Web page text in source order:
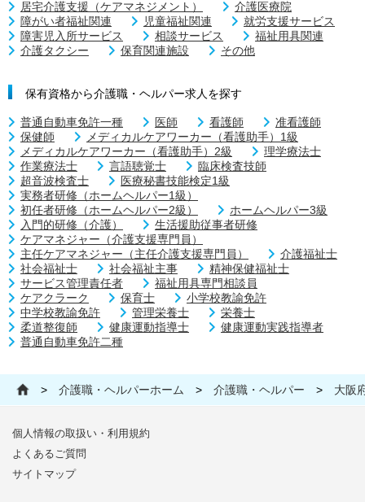
居宅介護支援（ケアマネジメント）
介護医療院
障がい者福祉関連
児童福祉関連
就労支援サービス
障害児入所サービス
相談サービス
福祉用具関連
介護タクシー
保育関連施設 その他
保有資格から介護職・ヘルパー求人を探す
普通自動車免許一種 医師 看護師
准看護師
保健師
メディカルケアワーカー（看護助手）1級
メディカルケアワーカー（看護助手）2級
理学療法士
作業療法士
言語聴覚士
臨床検査技師
超音波検査士
医療秘書技能検定1級
実務者研修（ホームヘルパー1級）
初任者研修（ホームヘルパー2級）
ホームヘルパー3級
入門的研修（介護）
生活援助従事者研修
ケアマネジャー（介護支援専門員）
主任ケアマネジャー（主任介護支援専門員）
介護福祉士
社会福祉士
社会福祉主事
精神保健福祉士
サービス管理責任者
福祉用具専門相談員
ケアクラーク
保育士
小学校教諭免許
中学校教諭免許
管理栄養士
栄養士
柔道整復師
健康運動指導士
健康運動実践指導者
普通自動車免許二種
> 介護職・ヘルパーホーム > 介護職・ヘルパー > 大阪
個人情報の取扱い・利用規約
よくあるご質問
サイトマップ